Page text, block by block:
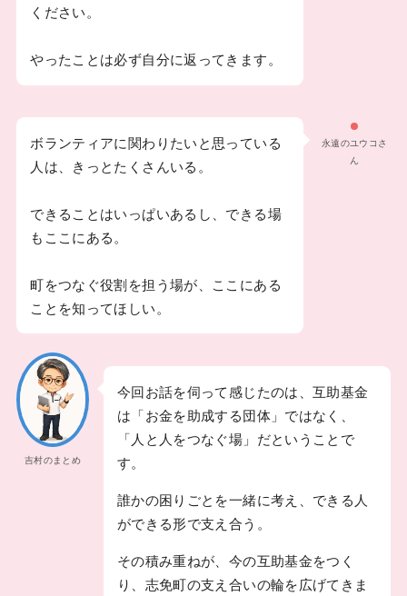
ください。
やったことは必ず自分に返ってきます。
永遠のユウコさ
ん
ボランティアに関わりたいと思っている
人は、きっとたくさんいる。
できることはいっぱいあるし、できる場
もここにある。
町をつなぐ役割を担う場が、ここにある
ことを知ってほしい。
吉村のまとめ
今回お話を伺って感じたのは、互助基金
は「お金を助成する団体」ではなく、
「人と人をつなぐ場」だということで
す。
誰かの困りごとを一緒に考え、できる人
ができる形で支え合う。
その積み重ねが、今の互助基金をつく
り、志免町の支え合いの輪を広げてきま